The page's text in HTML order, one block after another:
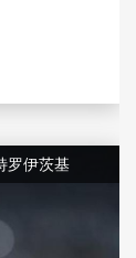
罗伊茨基